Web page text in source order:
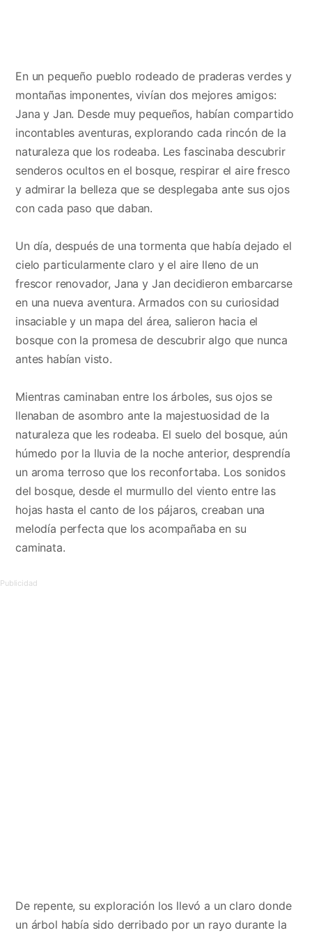
En un pequeño pueblo rodeado de praderas verdes y
montañas imponentes, vivían dos mejores amigos:
Jana y Jan. Desde muy pequeños, habían compartido
incontables aventuras, explorando cada rincón de la
naturaleza que los rodeaba. Les fascinaba descubrir
senderos ocultos en el bosque, respirar el aire fresco
y admirar la belleza que se desplegaba ante sus ojos
con cada paso que daban.
Un día, después de una tormenta que había dejado el
cielo particularmente claro y el aire lleno de un
frescor renovador, Jana y Jan decidieron embarcarse
en una nueva aventura. Armados con su curiosidad
insaciable y un mapa del área, salieron hacia el
bosque con la promesa de descubrir algo que nunca
antes habían visto.
Mientras caminaban entre los árboles, sus ojos se
llenaban de asombro ante la majestuosidad de la
naturaleza que les rodeaba. El suelo del bosque, aún
húmedo por la lluvia de la noche anterior, desprendía
un aroma terroso que los reconfortaba. Los sonidos
del bosque, desde el murmullo del viento entre las
hojas hasta el canto de los pájaros, creaban una
melodía perfecta que los acompañaba en su
caminata.
De repente, su exploración los llevó a un claro donde
un árbol había sido derribado por un rayo durante la